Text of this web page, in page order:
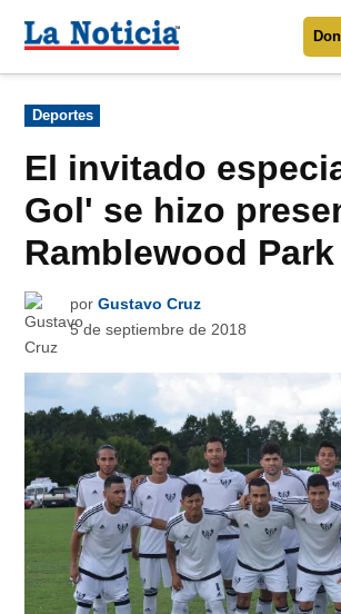
Para mantenerte informado
Donar
contenido
Noticia
Publicado
en
Deportes
El invitado
Gol' se hizo
Ramblewood Park
por Gustavo Cruz
5 de septiembre de 2018